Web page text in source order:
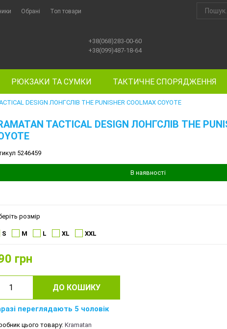
Обрані Топ товари
+38(068)283-00-60
+38(099)487-18-64
РЮКЗАКИ ТА СУМКИ ТАКТИЧНЕ СПОРЯДЖЕННЯ
DESIGN ЛОНГСЛІВ THE PUNISHER COOLMAX COYOTE
TACTICAL DESIGN ЛОНГСЛІВ THE
5246459
В наявності
розмір
S M L XL XXL
грн
ДО КОШИКУ
переглядають 5 чоловік
цього товару: Kramatan